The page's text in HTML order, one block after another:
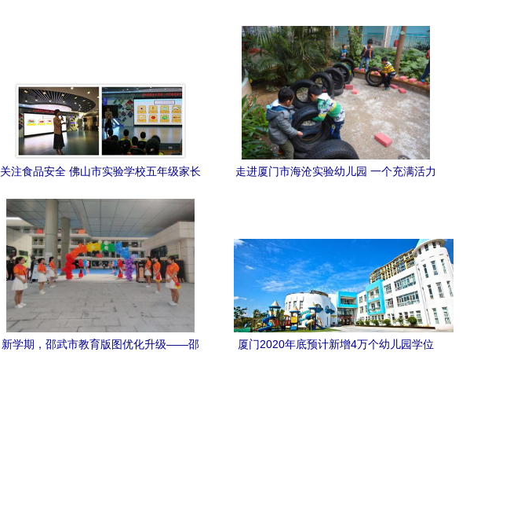
关注食品安全 佛山市实验学校五年级家长
走进厦门市海沧实验幼儿园 一个充满活力
新学期，邵武市教育版图优化升级——邵
厦门2020年底预计新增4万个幼儿园学位